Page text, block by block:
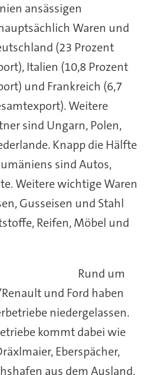
ansässigen
Waren und
(23 Prozent
Italien (10,8 Prozent
und Frankreich (6,7
Weitere
sind Ungarn, Polen,
Knapp die Hälfte
sind Autos,
Weitere wichtige Waren
Gusseisen und Stahl
Reifen, Möbel und
Rund um
und Ford haben
niedergelassen.
kommt dabei wie
Eberspächer,
aus dem Ausland.